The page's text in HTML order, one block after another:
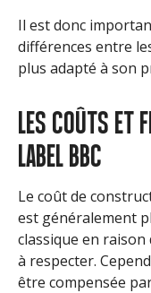
Il est donc
différences entre
plus adapté à son
LES COÛTS ET
LABEL BBC
Le coût de
est généralement
classique en
à respecter.
être compensée